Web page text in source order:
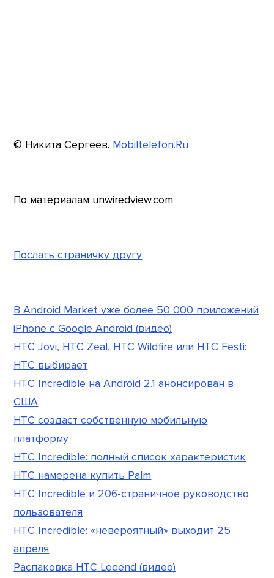
© Никита Сергеев. Mobiltelefon.Ru
По материалам unwiredview.com
Послать страничку другу
В Android Market уже более 50 000 приложений
iPhone с Google Android (видео)
HTC Jovi, HTC Zeal, HTC Wildfire или HTC Festi:
HTC выбирает
HTC Incredible на Android 2.1 анонсирован в
США
HTC создаст собственную мобильную
платформу
HTC Incredible: полный список характеристик
HTC намерена купить Palm
HTC Incredible и 206-страничное руководство
пользователя
HTC Incredible: «невероятный» выходит 25
апреля
Распаковка HTC Legend (видео)